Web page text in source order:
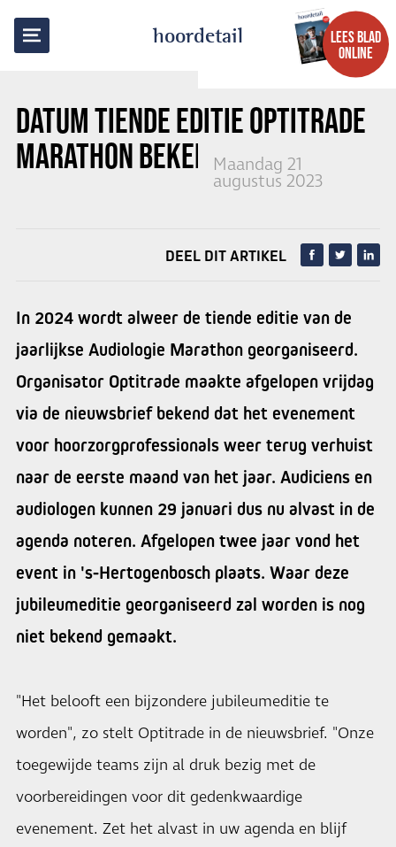
hoordetail
LEES BLAD
ONLINE
DATUMTIENDE EDITIEOPTITRADE
MARATHON BEKENDMaandag 21
augustus 2023
TERUG NAAR OVERZICHT
DEEL DIT ARTIKEL
In 2024 wordt alweer de tiende editie van de
jaarlijkse Audiologie Marathon georganiseerd.
Organisator Optitrade maakte afgelopen vrijdag
via de nieuwsbrief bekend dat het evenement
voor hoorzorgprofessionals weer terug verhuist
naar de eerste maand van het jaar. Audiciens en
audiologen kunnen 29 januari dus nu alvast in de
agenda noteren. Afgelopen twee jaar vond het
event in 's-Hertogenbosch plaats. Waar deze
jubileumeditie georganiseerd zal worden is nog
niet bekend gemaakt.
"Het belooft een bijzondere jubileumeditie te
worden", zo stelt Optitrade in de nieuwsbrief. "Onze
toegewijde teams zijn al druk bezig met de
voorbereidingen voor dit gedenkwaardige
evenement. Zet het alvast in uw agenda en blijf